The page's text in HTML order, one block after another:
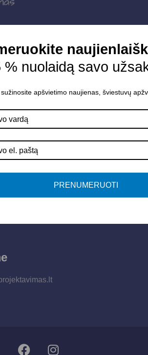
% nuolaidą savo
apšvietimo naujienas, šviestuvų
PRENUMERUOTI